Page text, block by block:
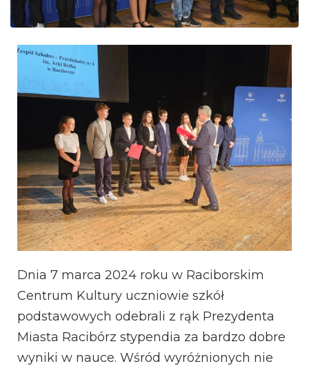
Dnia 7 marca 2024 roku w Raciborskim
Centrum Kultury uczniowie szkół
podstawowych odebrali z rąk Prezydenta
Miasta Racibórz stypendia za bardzo dobre
wyniki w nauce. Wśród wyróżnionych nie